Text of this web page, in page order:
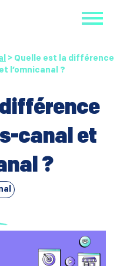
> Quelle est la différence
l’omnicanal ?
canal et
?